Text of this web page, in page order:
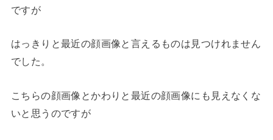
ですが
はっきりと最近の顔画像と言えるものは見つけれません
でした。
こちらの顔画像とかわりと最近の顔画像にも見えなくな
いと思うのですが